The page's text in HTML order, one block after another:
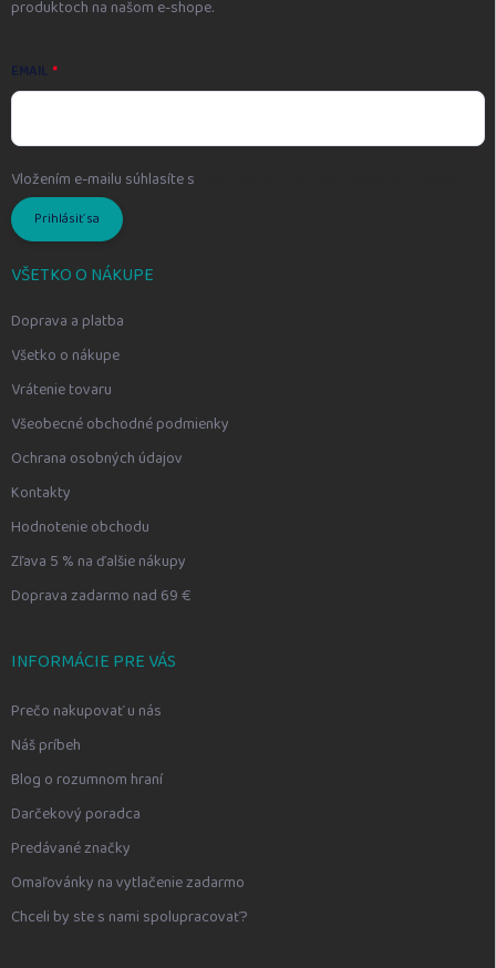
produktoch na našom e-shope.
EMAIL
Vložením e-mailu súhlasíte s
Prihlásiť sa
VŠETKO O NÁKUPE
Doprava a platba
Všetko o nákupe
Vrátenie tovaru
Všeobecné obchodné podmienky
Ochrana osobných údajov
Kontakty
Hodnotenie obchodu
Zľava 5 % na ďalšie nákupy
Doprava zadarmo nad 69 €
INFORMÁCIE PRE VÁS
Prečo nakupovať u nás
Náš príbeh
Blog o rozumnom hraní
Darčekový poradca
Predávané značky
Omaľovánky na vytlačenie zadarmo
Chceli by ste s nami spolupracovať?